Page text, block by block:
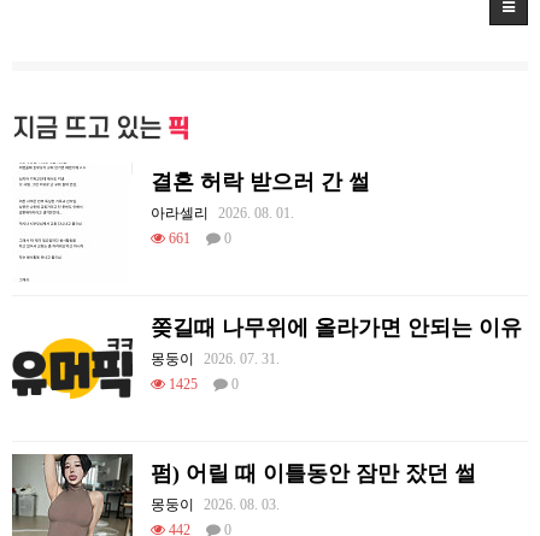
지금 뜨고 있는 픽
결혼 허락 받으러 간 썰
아라셀리
2026. 08. 01.
661
0
쫒길때 나무위에 올라가면 안되는 이유
몽둥이
2026. 07. 31.
1425
0
펌) 어릴 때 이틀동안 잠만 잤던 썰
몽둥이
2026. 08. 03.
442
0